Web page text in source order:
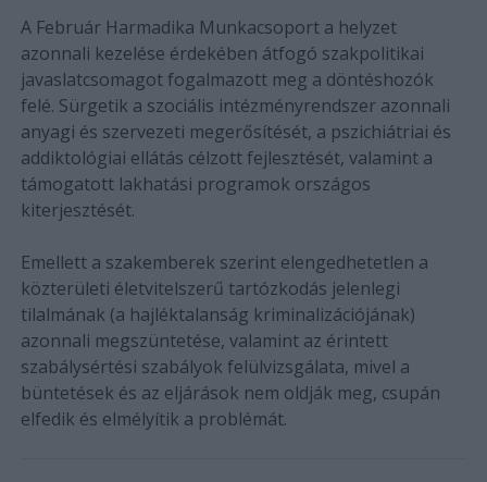
A Február Harmadika Munkacsoport a helyzet
azonnali kezelése érdekében átfogó szakpolitikai
javaslatcsomagot fogalmazott meg a döntéshozók
felé. Sürgetik a szociális intézményrendszer azonnali
anyagi és szervezeti megerősítését, a pszichiátriai és
addiktológiai ellátás célzott fejlesztését, valamint a
támogatott lakhatási programok országos
kiterjesztését.
Emellett a szakemberek szerint elengedhetetlen a
közterületi életvitelszerű tartózkodás jelenlegi
tilalmának (a hajléktalanság kriminalizációjának)
azonnali megszüntetése, valamint az érintett
szabálysértési szabályok felülvizsgálata, mivel a
büntetések és az eljárások nem oldják meg, csupán
elfedik és elmélyítik a problémát.